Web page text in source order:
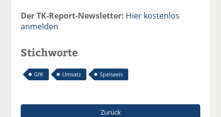
Der TK-Report-Newsletter: Hier kostenlos
anmelden
Stichworte
GfK Umsatz Speiseeis
Zurück